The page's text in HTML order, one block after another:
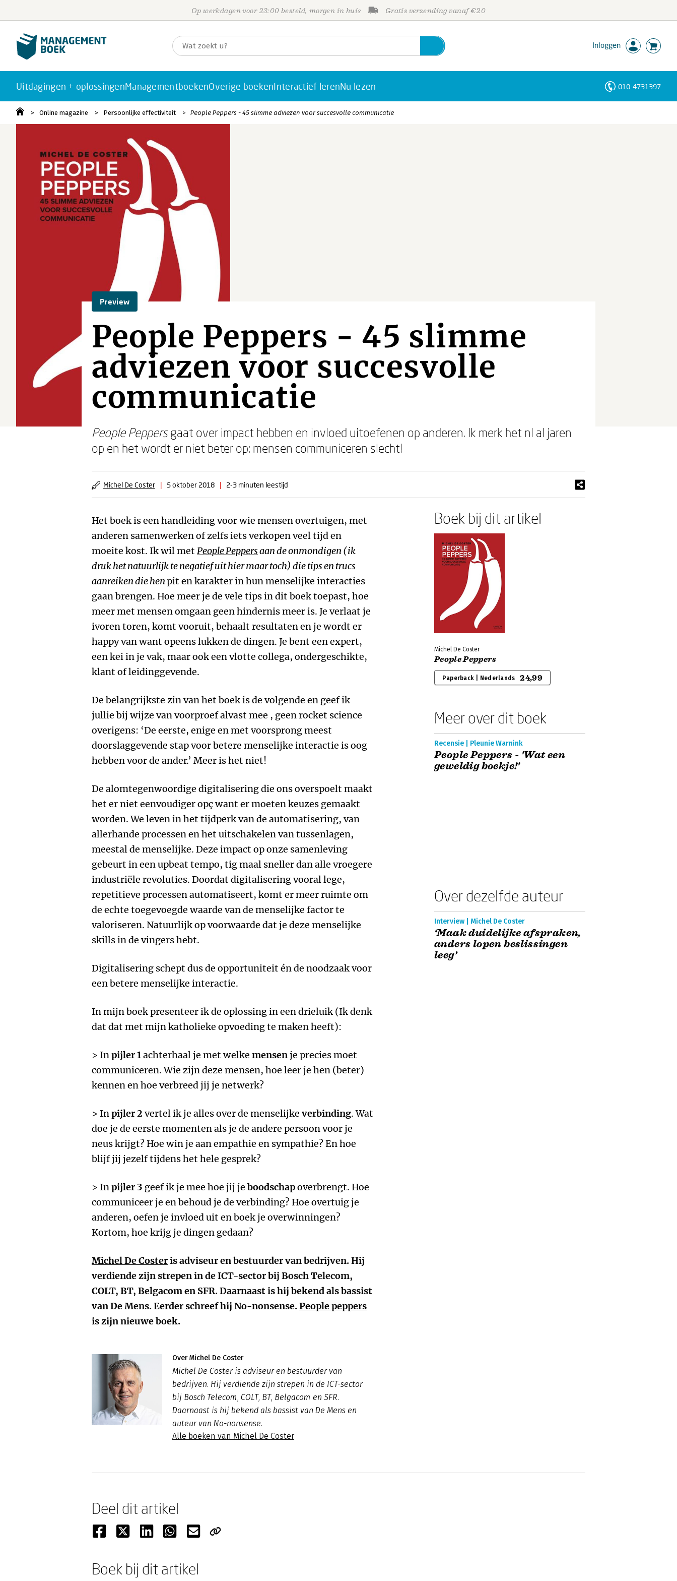
Op werkdagen voor 23:00 besteld, morgen in huis Gratis verzending vanaf €20
Inloggen
Uitdagingen + oplossingenManagementboekenOverige boekenInteractief lerenNu lezen 010-4731397
Online magazine Persoonlijke effectiviteit People Peppers - 45 slimme adviezen voor succesvolle communicatie
Preview
People Peppers - 45 slimme
adviezen voor succesvolle
communicatie
People Peppersgaat over impact hebben en invloed uitoefenen op anderen. Ik merk het nl al jaren
op en het wordt er niet beter op: mensen communiceren slecht!
Michel De Coster | 5 oktober 2018 | 2-3 minuten leestijd
Het boek is een handleiding voor wie mensen overtuigen, met
anderen samenwerken of zelfs iets verkopen veel tijd en
moeite kost. Ik wil met People Peppersaan de onmondigen (ik
druk het natuurlijk tenegatiefuit hier maar toch) die tips en trucs
aanreiken die henpit en karakter in hun menselijke interacties
gaan brengen. Hoe meer je de vele tips in dit boek toepast, hoe
meer met mensen omgaan geen hindernis meer is. Je verlaat je
ivoren toren, komt vooruit, behaalt resultaten en je wordt er
happy van want opeens lukken de dingen. Je bent een expert,
een kei in je vak, maar ook een vlotte collega, ondergeschikte,
klant of leidinggevende.
De belangrijkste zin van het boek is de volgende en geef ik
jullie bij wijze van voorproef alvast mee , geen rocket science
overigens: ‘De eerste, enige en met voorsprong meest
doorslaggevende stap voor betere menselijke interactie is oog
hebben voor de ander.’ Meer is het niet!
De alomtegenwoordige digitalisering die ons overspoelt maakt
het er niet eenvoudiger opç want er moeten keuzes gemaakt
worden. We leven in het tijdperk van de automatisering, van
allerhande processen en het uitschakelen van tussenlagen,
meestal de menselijke. Deze impact op onze samenleving
gebeurt in een upbeat tempo, tig maal sneller dan alle vroegere
industriële revoluties. Doordat digitalisering vooral lege,
repetitieve processen automatiseert, komt er meer ruimte om
de echte toegevoegde waarde van de menselijke factor te
valoriseren. Natuurlijk op voorwaarde dat je deze menselijke
skills in de vingers hebt.
Digitalisering schept dus de opportuniteit én de noodzaak voor
een betere menselijke interactie.
In mijn boek presenteer ik de oplossing in een drieluik (Ik denk
dat dat met mijn katholieke opvoeding te maken heeft):
> Inpijler 1achterhaal je met welke mensenje precies moet
communiceren. Wie zijn deze mensen, hoe leer je hen (beter)
kennen en hoe verbreed jij je netwerk?
> Inpijler 2 vertel ik je alles over de menselijke verbinding. Wat
doe je de eerste momenten als je de andere persoon voor je
neus krijgt? Hoe win je aan empathie en sympathie? En hoe
blijf jij jezelf tijdens het hele gesprek?
> Inpijler 3 geef ik je mee hoe jij je boodschapoverbrengt. Hoe
communiceer je en behoud je de verbinding? Hoe overtuig je
anderen, oefen je invloed uit en boek je overwinningen?
Kortom, hoe krijg je dingen gedaan?
Michel De Costeris adviseur en bestuurder van bedrijven. Hij
verdiende zijn strepen in de ICT-sector bij Bosch Telecom,
COLT, BT, Belgacom en SFR. Daarnaast is hij bekend als bassist
van De Mens. Eerder schreef hij No-nonsense.People peppers
is zijn nieuwe boek.
Over Michel De Coster
Michel De Coster is adviseur en bestuurder van
bedrijven. Hij verdiende zijn strepen in de ICT-sector
bij Bosch Telecom, COLT, BT, Belgacom en SFR.
Daarnaast is hij bekend als bassist van De Mens en
auteur van No-nonsense.
Alle boeken van Michel De Coster
Boek bij dit artikel
Michel De Coster
People Peppers
Paperback | Nederlands 24,99
Meer over dit boek
Recensie | Pleunie Warnink
People Peppers - 'Wat een
geweldig boekje!'
Over dezelfde auteur
Interview | Michel De Coster
‘Maak duidelijke afspraken,
anders lopen beslissingen
leeg’
Deel dit artikel
Boek bij dit artikel
Personen